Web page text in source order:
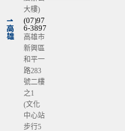
大樓)
⇀
高
雄
(07)97
6-3897
高雄市
新興區
和平一
路283
號二樓
之1
(文化
中心站
步行5